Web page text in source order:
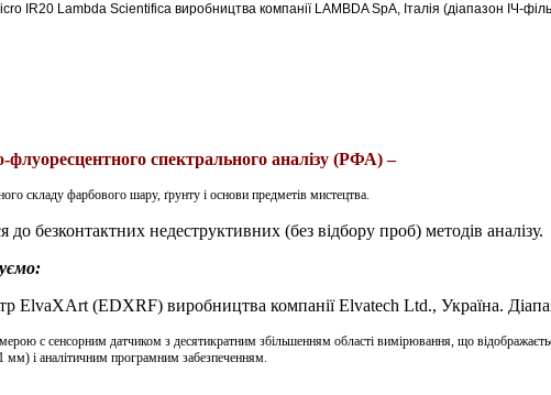
IR20 Lambda Scientifica виробництва компанії LAMBDA SpA , Італія (діапазон ІЧ-
флуоресцентного спектрального аналізу (РФА) –
складу фарбового шару, ґрунту і основи предметів мистецтва.
до безконтактних недеструктивних (без відбору проб) методів аналізу.
ElvaXArt (EDXRF) виробництва компанії Elvatech Ltd., Україна.
c сенсорним датчиком з десятикратним збільшенням області вимірювання, що
мм) і аналітичним програмним забезпеченням.